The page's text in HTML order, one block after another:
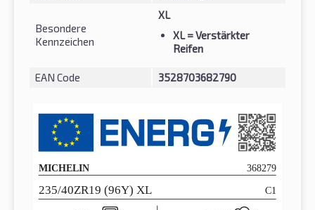
Besondere
Kennzeichen
XL
XL= Verstärkter
Reifen
EAN Code 3528703682790